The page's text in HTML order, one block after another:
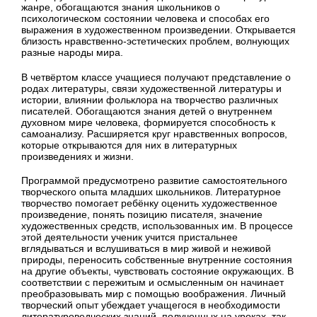
жанре, обогащаются знания школьников о
психологическом состоянии человека и способах его
выражения в художественном произведении. Открывается
близость нравственно-эстетических проблем, волнующих
разные народы мира.
В четвёртом классе учащиеся получают представление о
родах литературы, связи художественной литературы и
истории, влиянии фольклора на творчество различных
писателей. Обогащаются знания детей о внутреннем
духовном мире человека, формируется способность к
самоанализу. Расширяется круг нравственных вопросов,
которые открываются для них в литературных
произведениях и жизни.
Программой предусмотрено развитие самостоятельного
творческого опыта младших школьников. Литературное
творчество помогает ребёнку оценить художественное
произведение, понять позицию писателя, значение
художественных средств, использованных им. В процессе
этой деятельности ученик учится пристальнее
вглядываться и вслушиваться в мир живой и неживой
природы, переносить собственные внутренние состояния
на другие объекты, чувствовать состояние окружающих. В
соответствии с пережитым и осмысленным он начинает
преобразовывать мир с помощью воображения. Личный
творческий опыт убеждает учащегося в необходимости